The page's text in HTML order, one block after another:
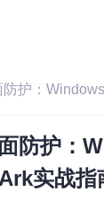
防护：
实战指